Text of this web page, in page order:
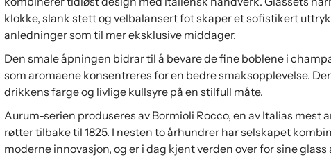
klokke, slank stett og velbalansert fot skaper et sofistikert
anledninger som til mer eksklusive middager.
Den smale åpningen bidrar til å bevare de fine boblene i
som aromaene konsentreres for en bedre smaksopplevelse.
drikkens farge og livlige kullsyre på en stilfull måte.
Aurum-serien produseres av Bormioli Rocco, en av Italias
røtter tilbake til 1825. I nesten to århundrer har selskapet
moderne innovasjon, og er i dag kjent verden over for sine